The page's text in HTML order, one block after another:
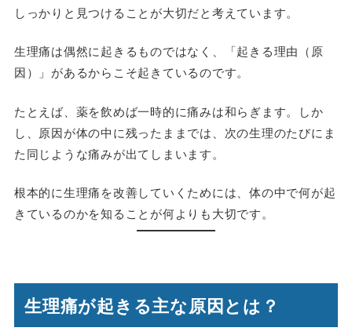
しっかりと見つけることが大切だと考えています。
生理痛は偶然に起きるものではなく、「起きる理由（原
因）」があるからこそ起きているのです。
たとえば、薬を飲めば一時的に痛みは和らぎます。しか
し、原因が体の中に残ったままでは、次の生理のたびにま
た同じような痛みが出てしまいます。
根本的に生理痛を改善していくためには、体の中で何が起
きているのかを知ることが何よりも大切です。
生理痛が起きる主な原因とは？